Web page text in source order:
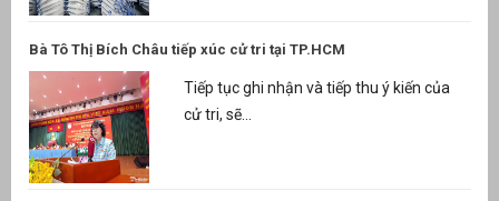
Bà Tô Thị Bích Châu tiếp xúc cử tri tại TP.HCM
Tiếp tục ghi nhận và tiếp thu ý kiến của
cử tri, sẽ...